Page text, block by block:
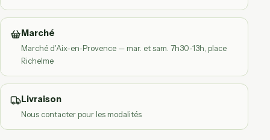
Marché
Marché d'Aix-en-Provence — mar. et sam. 7h30-13h, place
Richelme
Livraison
Nous contacter pour les modalités